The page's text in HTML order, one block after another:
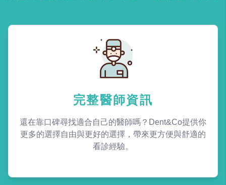
完整醫師資訊
還在靠口碑尋找適合自己的醫師嗎？Dent&Co提供你
更多的選擇自由與更好的選擇，帶來更方便與舒適的
看診經驗。